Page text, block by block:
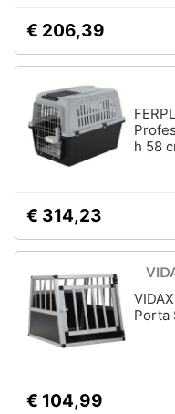
€ 206,39
h 58
€ 314,23
Porta
€ 104,99